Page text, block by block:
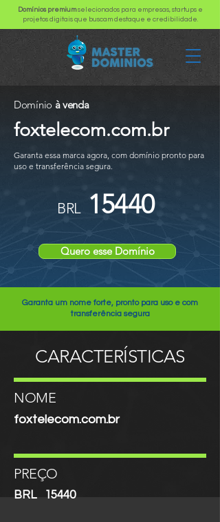
Domínios premiumselecionados para empresas, startups e
projetos digitais que buscam destaque e credibilidade.
Domínio à venda
foxtelecom.com.br
Garanta essa marca agora, com domínio pronto para
uso e transferência segura.
BRL 15440
Quero esse Domínio
Garanta um nome forte, pronto para uso e com
transferência segura
CARACTERÍSTICAS
NOME
foxtelecom.com.br
PREÇO
BRL 15440